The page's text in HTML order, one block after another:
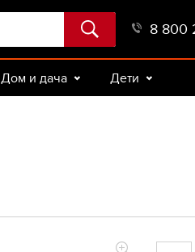
8 800
Дом и дача Дети